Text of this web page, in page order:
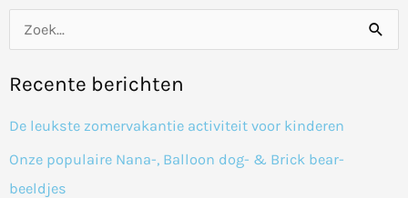
e
k
n
a
Recente berichten
De leukste zomervakantie activiteit voor kinderen
Onze populaire Nana-, Balloon dog- & Brick bear-
beeldjes